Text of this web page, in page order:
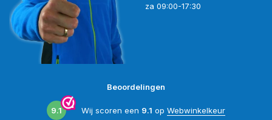
za 09:00-17:30
Beoordelingen
9.1 Wij scoren een 9.1 op Webwinkelkeur